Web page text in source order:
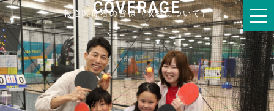
COVERAGE
報道関係者の皆様（取材について）